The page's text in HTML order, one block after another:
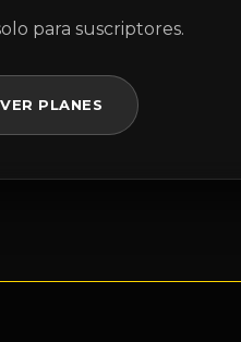
para suscriptores.
VER PLANES